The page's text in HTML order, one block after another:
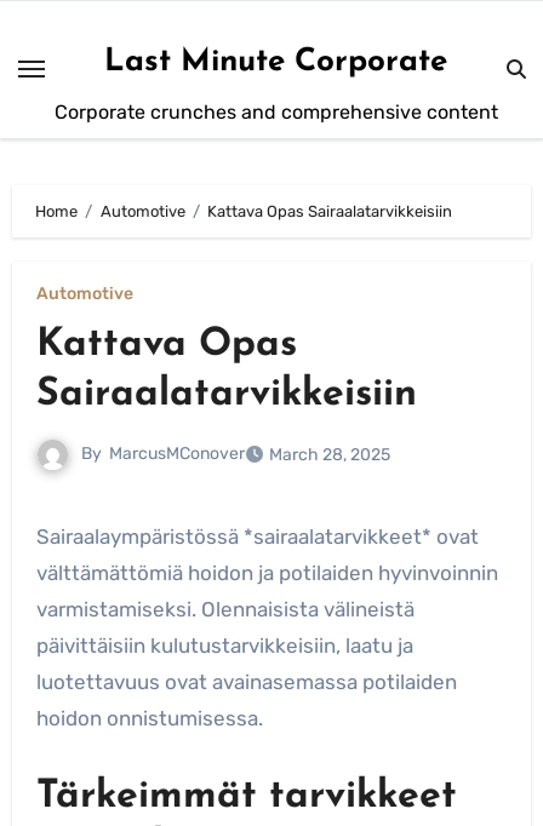
content
Last Minute Corporate
Corporate crunches and comprehensive content
Home Automotive Kattava Opas Sairaalatarvikkeisiin
Automotive
Kattava Opas
Sairaalatarvikkeisiin
By MarcusMConover March 28, 2025
Sairaalaympäristössä *sairaalatarvikkeet* ovat
välttämättömiä hoidon ja potilaiden hyvinvoinnin
varmistamiseksi. Olennaisista välineistä
päivittäisiin kulutustarvikkeisiin, laatu ja
luotettavuus ovat avainasemassa potilaiden
hoidon onnistumisessa.
Tärkeimmät tarvikkeet